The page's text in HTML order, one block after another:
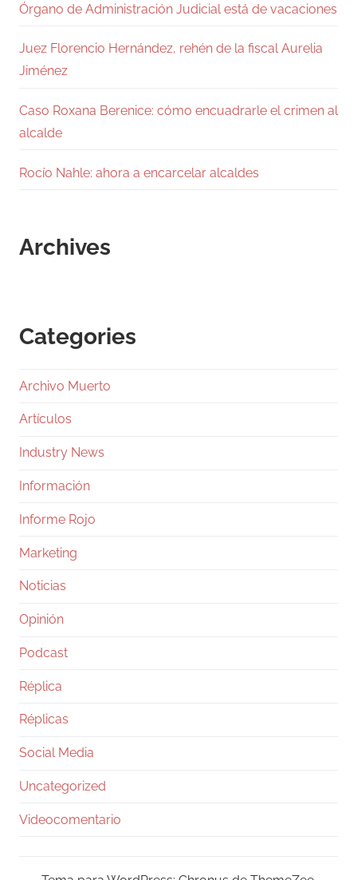
Órgano de Administración Judicial está de vacaciones
Juez Florencio Hernández, rehén de la fiscal Aurelia
Jiménez
Caso Roxana Berenice: cómo encuadrarle el crimen al
alcalde
Rocío Nahle: ahora a encarcelar alcaldes
Archives
Categories
Archivo Muerto
Artículos
Industry News
Información
Informe Rojo
Marketing
Noticias
Opinión
Podcast
Réplica
Réplicas
Social Media
Uncategorized
Videocomentario